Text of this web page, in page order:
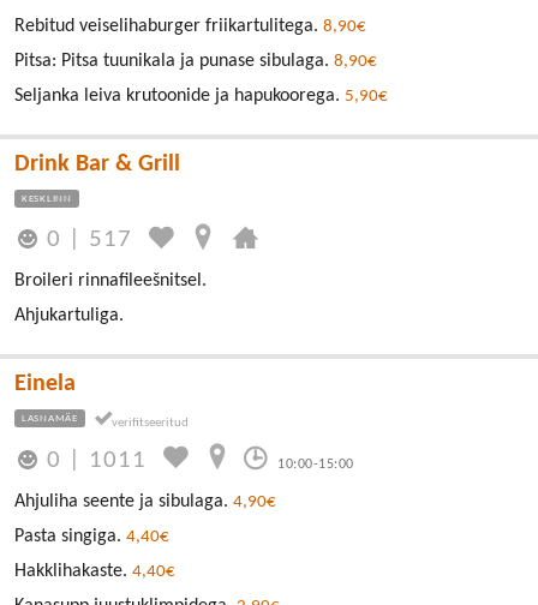
Rebitud veiselihaburger friikartulitega. 8,90€
Pitsa: Pitsa tuunikala ja punase sibulaga. 8,90€
Seljanka leiva krutoonide ja hapukoorega. 5,90€
Drink Bar & Grill
KESKLINN
0 517
Broileri rinnafileešnitsel.
Ahjukartuliga.
Einela
LASNAMÄE
0 1011 10:00-15:00
Ahjuliha seente ja sibulaga. 4,90€
Pasta singiga. 4,40€
Hakklihakaste. 4,40€